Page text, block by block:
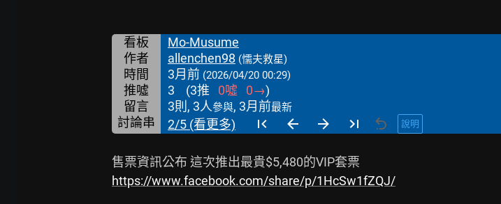
看板
Mo-Musume
作者
allenchen98 (懦夫救星)
時間 3月前 (2026/04/20 00:29)
推噓 3 (3推 0噓 0→)
留言
3則, 3人參與, 3月前最新
討論串 2/5 (看更多) 說明
https://www.facebook.com/share/p/1HcSw1fZQJ/